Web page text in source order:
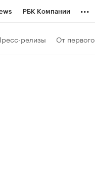
РБК Компании
медиа
...
релизы От